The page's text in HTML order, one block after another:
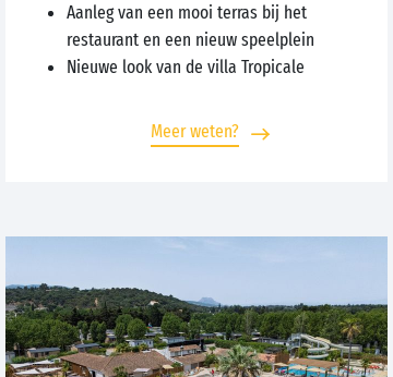
Aanleg van een mooi terras bij het
restaurant en een nieuw speelplein
Nieuwe look van de villa Tropicale
Meer weten?